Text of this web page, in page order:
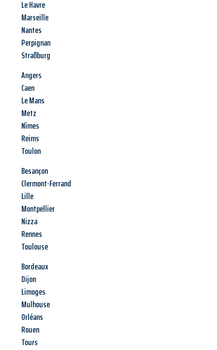
Le Havre
Marseille
Nantes
Perpignan
Straßburg
Angers
Caen
Le Mans
Metz
Nîmes
Reims
Toulon
Besançon
Clermont-Ferrand
Lille
Montpellier
Nizza
Rennes
Toulouse
Bordeaux
Dijon
Limoges
Mulhouse
Orléans
Rouen
Tours